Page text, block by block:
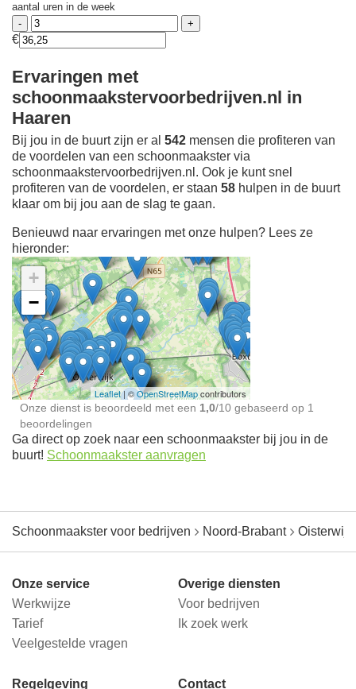
aantal uren in de week
€
Ervaringen met
schoonmaakstervoorbedrijven.nl in
Haaren
Bij jou in de buurt zijn er al 542 mensen die profiteren van
de voordelen van een schoonmaakster via
schoonmaakstervoorbedrijven.nl. Ook je kunt snel
profiteren van de voordelen, er staan 58 hulpen in de buurt
klaar om bij jou aan de slag te gaan.
Benieuwd naar ervaringen met onze hulpen? Lees ze
hieronder:
Ontdek meer ervaringen
Schoonmaakster bij
jou in de buurt
+
−
Leaflet| ©OpenStreetMapcontributors
Onze dienst is beoordeeld met een 1,0/10 gebaseerd op 1
beoordelingen
Ga direct op zoek naar een schoonmaakster bij jou in de
buurt! Schoonmaakster aanvragen
Schoonmaakster voor bedrijven Noord-Brabant Oisterwijk
Onze service
Werkwijze
Tarief
Veelgestelde vragen
Overige diensten
Voor bedrijven
Ik zoek werk
Regelgeving Contact